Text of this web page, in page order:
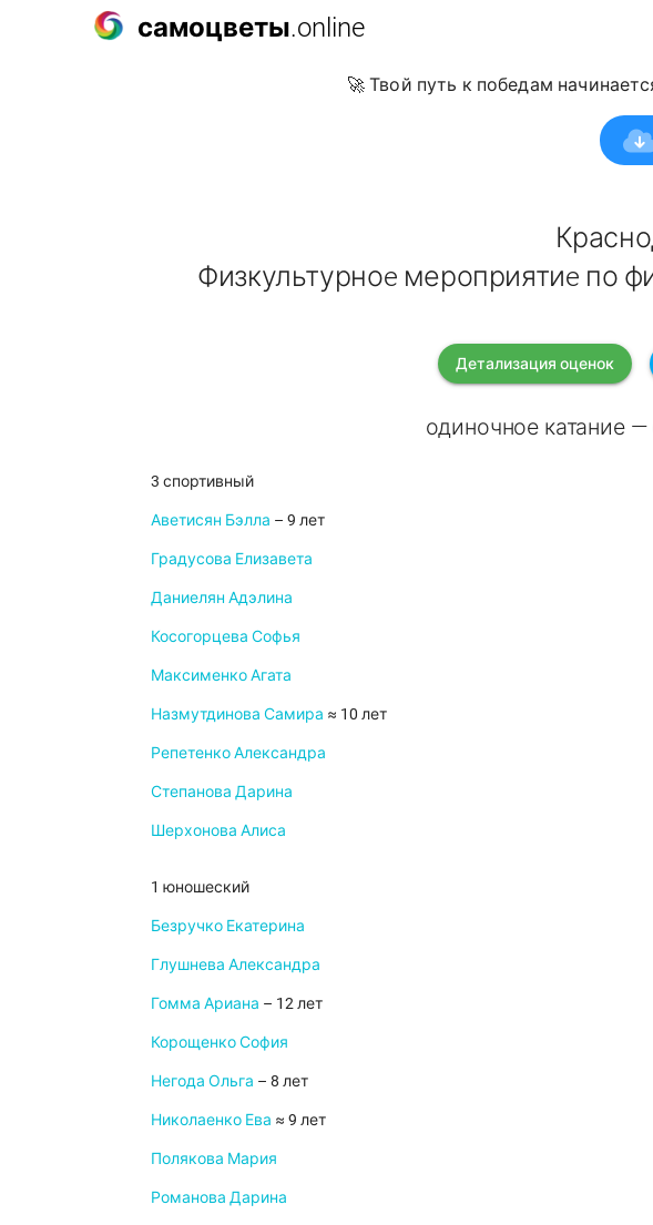
самоцветы.online
🚀 Твой путь к победам
Физкультурноe мероприятиe по
Детализация оценок
одиночное катание
3 спортивный
Аветисян Бэлла – 9 лет
Градусова Елизавета
Даниелян Адэлина
Косогорцева Софья
Максименко Агата
Назмутдинова Самира ≈ 10 лет
Репетенко Александра
Степанова Дарина
Шерхонова Алиса
1 юношеский
Безручко Екатерина
Глушнева Александра
Гомма Ариана – 12 лет
Корощенко София
Негода Ольга – 8 лет
Николаенко Ева ≈ 9 лет
Полякова Мария
Романова Дарина